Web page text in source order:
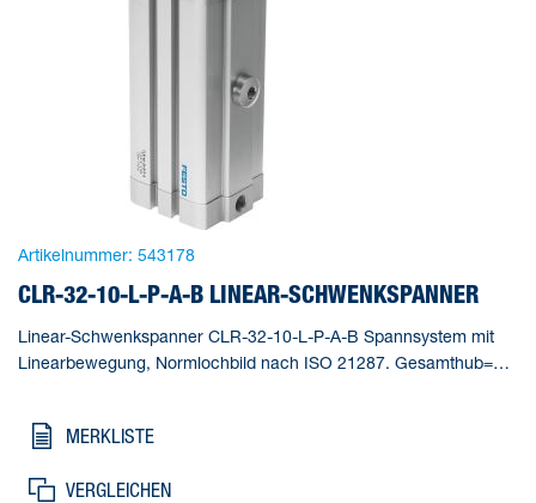
Artikelnummer: 543178
CLR-32-10-L-P-A-B LINEAR-SCHWENKSPANNER
Linear-Schwenkspanner CLR-32-10-L-P-A-B Spannsystem mit
Linearbewegung, Normlochbild nach ISO 21287. Gesamthub=28
MERKLISTE
VERGLEICHEN